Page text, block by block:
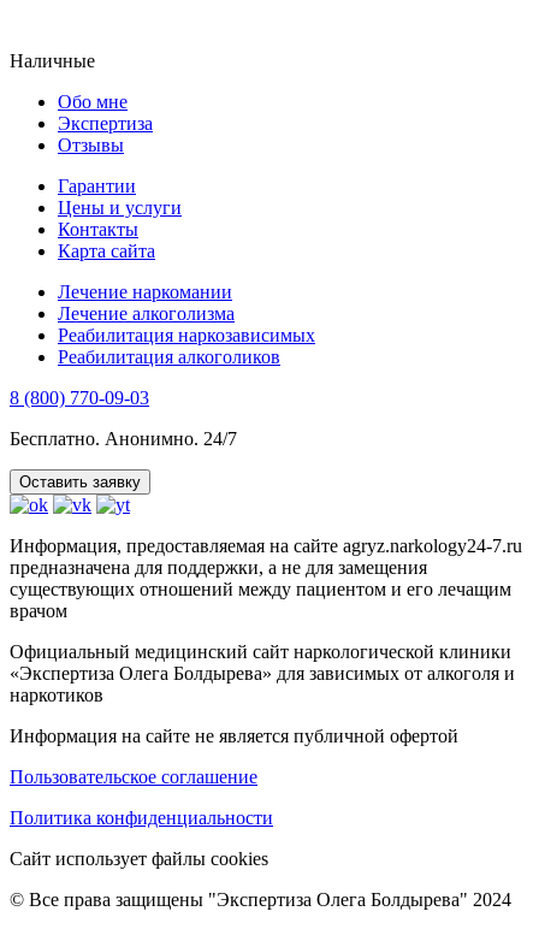
Наличные
Обо мне
Экспертиза
Отзывы
Гарантии
Цены и услуги
Контакты
Карта сайта
Лечение наркомании
Лечение алкоголизма
Реабилитация наркозависимых
Реабилитация алкоголиков
8 (800) 770-09-03
Бесплатно. Анонимно. 24/7
Оставить заявку
Информация, предоставляемая на сайте agryz.narkology24-7.ru
предназначена для поддержки, а не для замещения
существующих отношений между пациентом и его лечащим
врачом
Официальный медицинский сайт наркологической клиники
«Экспертиза Олега Болдырева» для зависимых от алкоголя и
наркотиков
Информация на сайте не является публичной офертой
Пользовательское соглашение
Политика конфиденциальности
Сайт использует файлы cookies
© Все права защищены "Экспертиза Олега Болдырева" 2024